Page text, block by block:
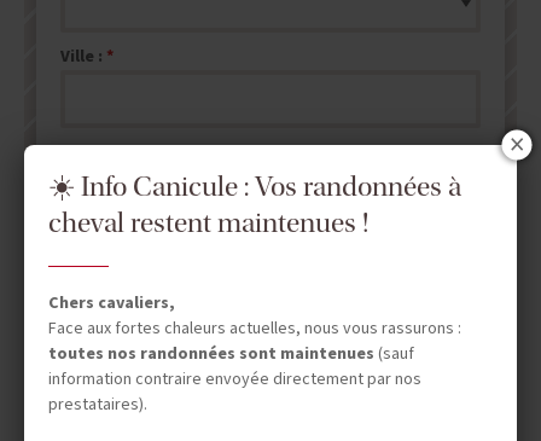
Ville :
ENVOYER MA DEMANDE DE DEVIS
NB : les champs marqués d'un
☀️ Info Canicule : Vos randonnées à
cheval restent maintenues !
Chers cavaliers,
Face aux fortes chaleurs actuelles, nous vous rassurons :
toutes nos randonnées sont maintenues (sauf
information contraire envoyée directement par nos
prestataires).